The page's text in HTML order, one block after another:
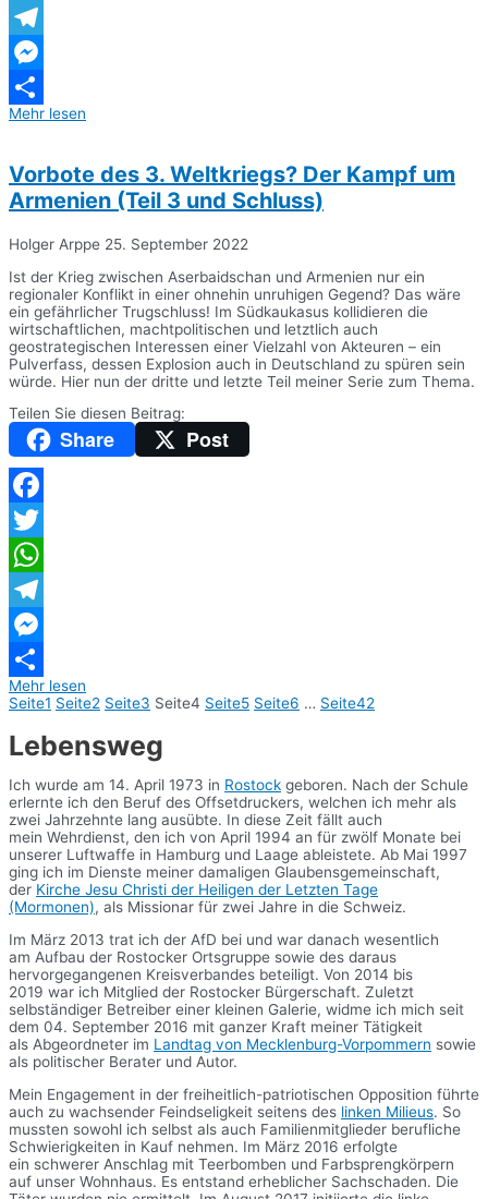
WhatsApp
Telegram
Messenger
Teilen
Mehr lesen
Vorbote des 3. Weltkriegs? Der Kampf um
Armenien (Teil 3 und Schluss)
Holger Arppe 25. September 2022
Ist der Krieg zwischen Aserbaidschan und Armenien nur ein
regionaler Konflikt in einer ohnehin unruhigen Gegend? Das wäre
ein gefährlicher Trugschluss! Im Südkaukasus kollidieren die
wirtschaftlichen, machtpolitischen und letztlich auch
geostrategischen Interessen einer Vielzahl von Akteuren – ein
Pulverfass, dessen Explosion auch in Deutschland zu spüren sein
würde. Hier nun der dritte und letzte Teil meiner Serie zum Thema.
Teilen Sie diesen Beitrag:
Share Post
Facebook
Twitter
WhatsApp
Telegram
Messenger
Teilen
Mehr lesen
Seite1 Seite2 Seite3 Seite4 Seite5 Seite6 … Seite42
Lebensweg
Ich wurde am 14. April 1973 in Rostock geboren. Nach der Schule
erlernte ich den Beruf des Offsetdruckers, welchen ich mehr als
zwei Jahrzehnte lang ausübte. In diese Zeit fällt auch
mein Wehrdienst, den ich von April 1994 an für zwölf Monate bei
unserer Luftwaffe in Hamburg und Laage ableistete. Ab Mai 1997
ging ich im Dienste meiner damaligen Glaubensgemeinschaft,
der Kirche Jesu Christi der Heiligen der Letzten Tage
(Mormonen), als Missionar für zwei Jahre in die Schweiz.
Im März 2013 trat ich der AfD bei und war danach wesentlich
am Aufbau der Rostocker Ortsgruppe sowie des daraus
hervorgegangenen Kreisverbandes beteiligt. Von 2014 bis
2019 war ich Mitglied der Rostocker Bürgerschaft. Zuletzt
selbständiger Betreiber einer kleinen Galerie, widme ich mich seit
dem 04. September 2016 mit ganzer Kraft meiner Tätigkeit
als Abgeordneter im Landtag von Mecklenburg-Vorpommern sowie
als politischer Berater und Autor.
Mein Engagement in der freiheitlich-patriotischen Opposition führte
auch zu wachsender Feindseligkeit seitens des linken Milieus. So
mussten sowohl ich selbst als auch Familienmitglieder berufliche
Schwierigkeiten in Kauf nehmen. Im März 2016 erfolgte
ein schwerer Anschlag mit Teerbomben und Farbsprengkörpern
auf unser Wohnhaus. Es entstand erheblicher Sachschaden. Die